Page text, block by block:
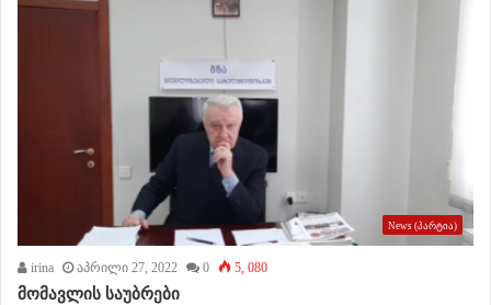
News (პარტია)
irina აპრილი 27, 2022 0 5, 080
მომავლის საუბრები